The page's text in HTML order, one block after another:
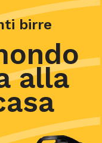
birre
alla